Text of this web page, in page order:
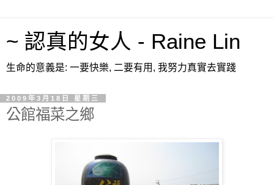
~ 認真的女人 - Raine Lin
生命的意義是: 一要快樂, 二要有用, 我努力真實去實踐
2009年3月18日 星期三
公館福菜之鄉